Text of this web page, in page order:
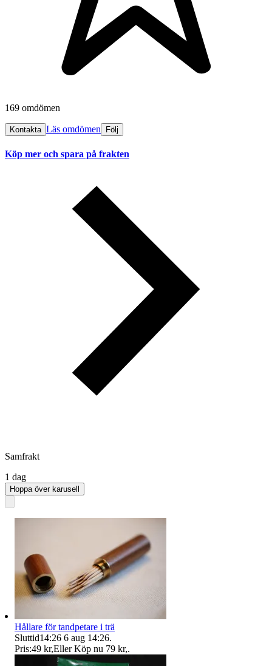
169 omdömen
Kontakta Läs omdömen Följ
Köp mer och spara på frakten
Samfrakt
1 dag
Hoppa över karusell
Hållare för tandpetare i trä
Sluttid14:26 6 aug 14:26.
Pris:49 kr,Eller Köp nu 79 kr,.